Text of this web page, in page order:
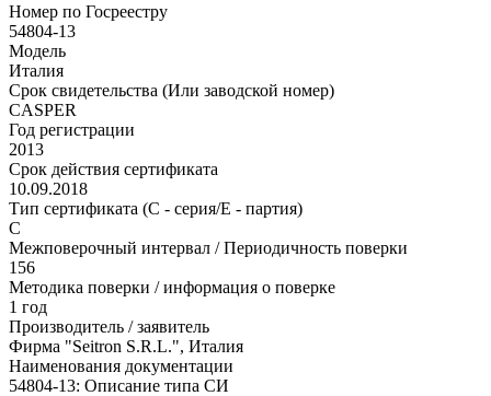
Номер по Госреестру
54804-13
Модель
Италия
Срок свидетельства (Или заводской номер)
CASPER
Год регистрации
2013
Срок действия сертификата
10.09.2018
Тип сертификата (C - серия/E - партия)
C
Межповерочный интервал / Периодичность поверки
156
Методика поверки / информация о поверке
1 год
Производитель / заявитель
Фирма "Seitron S.R.L.", Италия
Наименования документации
54804-13: Описание типа СИ